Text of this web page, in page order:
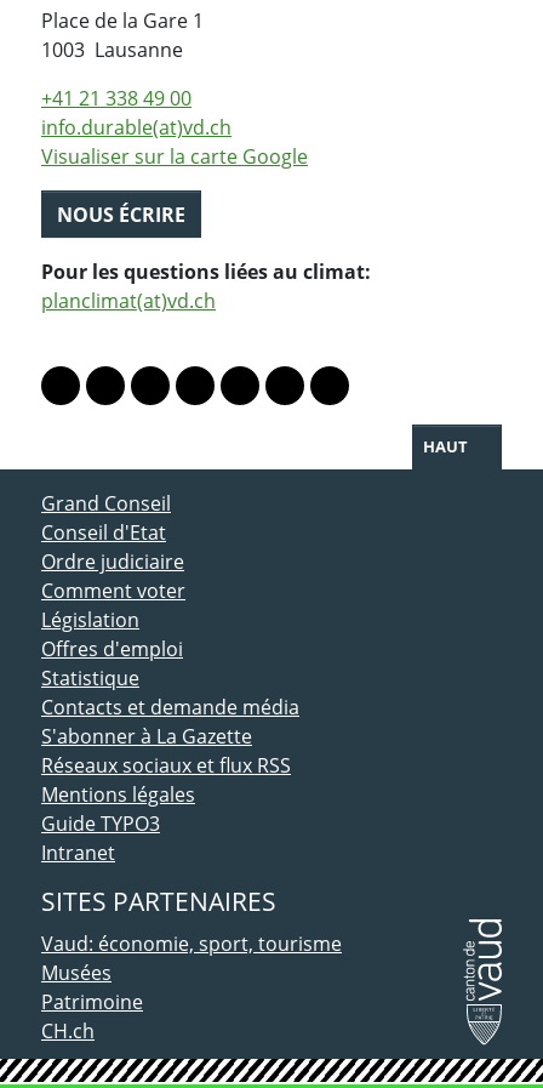
Place de la Gare 1
1003 LausanneSuisse
+41 21 338 49 00
info.durable(at)vd.ch
Visualiser sur la carte Google
NOUS ÉCRIRE
Pour les questions liées au climat:
planclimat(at)vd.ch
Lien vers le profil Mastodon
Lien vers le profil Bluesky
Lien vers le profil Instagram
Lien vers le profil Linkedin
Lien vers le profil Facebook
Lien vers le profil Twitter
Partager par WhatsApp
HAUT
ACCÈS DIRECT
Grand Conseil
Conseil d'Etat
Ordre judiciaire
Comment voter
Législation
Offres d'emploi
Statistique
Contacts et demande média
S'abonner à La Gazette
Réseaux sociaux et flux RSS
Mentions légales
Guide TYPO3
Intranet
SITES PARTENAIRES
Vaud: économie, sport, tourisme
Musées
Patrimoine
CH.ch